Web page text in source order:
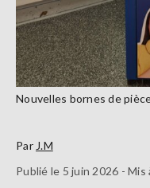
Nouvelles bornes de
Par J.M
Publié le 5 juin 2026 - Mis